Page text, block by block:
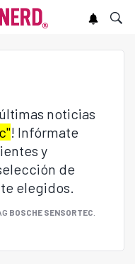
noticias
! Infórmate
y
de
elegidos.
BOSCHE SENSORTEC